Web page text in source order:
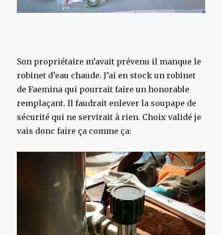
Son propriétaire m’avait prévenu il manque le
robinet d’eau chaude. J’ai en stock un robinet
de Faemina qui pourrait faire un honorable
remplaçant. Il faudrait enlever la soupape de
sécurité qui ne servirait à rien. Choix validé je
vais donc faire ça comme ça: